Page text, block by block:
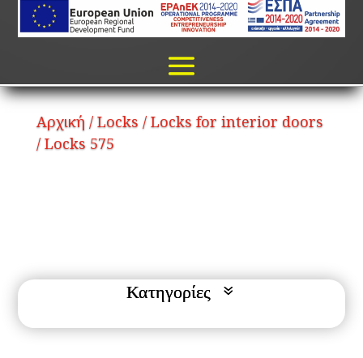
Αρχική / Locks / Locks for interior doors
/ Locks 575